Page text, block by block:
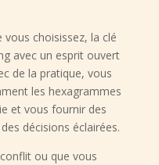
choisissez, la clé
avec un esprit ouvert
de la pratique, vous
les hexagrammes
et vous fournir des
décisions éclairées.
ou que vous